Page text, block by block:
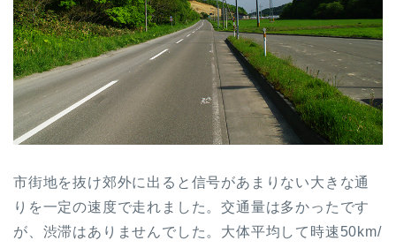
市街地を抜け郊外に出ると信号があまりない大きな通
りを一定の速度で走れました。交通量は多かったです
が、渋滞はありませんでした。大体平均して時速50km/